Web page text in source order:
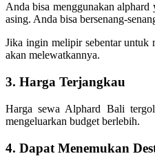
Anda bisa menggunakan alphard
asing. Anda bisa bersenang-
Jika ingin melipir sebentar untuk
akan melewatkannya.
3. Harga Terjangkau
Harga sewa Alphard Bali
mengeluarkan budget berlebih.
4. Dapat Menemukan